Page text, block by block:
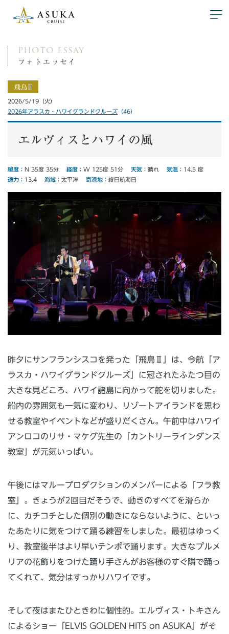
photo essay
フォトエッセイ
2026/5/19（火）
2026年アラスカ・ハワイグランドクルーズ（46）
エルヴィスとハワイの風
緯度： N 35度 35分 経度：W 125度 51分 天気： 晴れ 気温： 14.5 度
速力： 13.4 海域：太平洋 寄港地：終日航海日
昨夕にサンフランシスコを発った「飛鳥Ⅱ」は、今航「ア
ラスカ・ハワイグランドクルーズ」に冠されたふたつ目の
大きな見どころ、ハワイ諸島に向かって舵を切りました。
船内の雰囲気も一気に変わり、リゾートアイランドを思わ
せる教室やイベントなどが盛りだくさん。午前中はハワイ
アンロコのリサ・マケグ先生の「カントリーラインダンス
教室」が元気いっぱい。
午後にはマループロダクションのメンバーによる「フラ教
室」。きょうが2回目だそうで、動きのすべてを滑らか
に、カチコチとした個別の動きにならないように、といっ
たあたりに気をつけて踊る練習をしました。最初はゆっく
り、教室後半はより早いテンポで踊ります。大きなプルメ
リアの花飾りをつけた踊り手さんがお客様のすぐ隣で踊っ
てくれて、気分はすっかりハワイです。
そして夜はまたひときわに個性的。エルヴィス・トキさん
によるショー「ELVIS GOLDEN HITS on ASUKA」がそ